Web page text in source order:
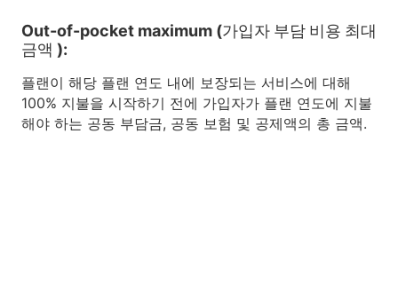
Out-of-pocket maximum (가입자 부담 비용 최대
금액 ):
플랜이 해당 플랜 연도 내에 보장되는 서비스에 대해
100% 지불을 시작하기 전에 가입자가 플랜 연도에 지불
해야 하는 공동 부담금, 공동 보험 및 공제액의 총 금액.